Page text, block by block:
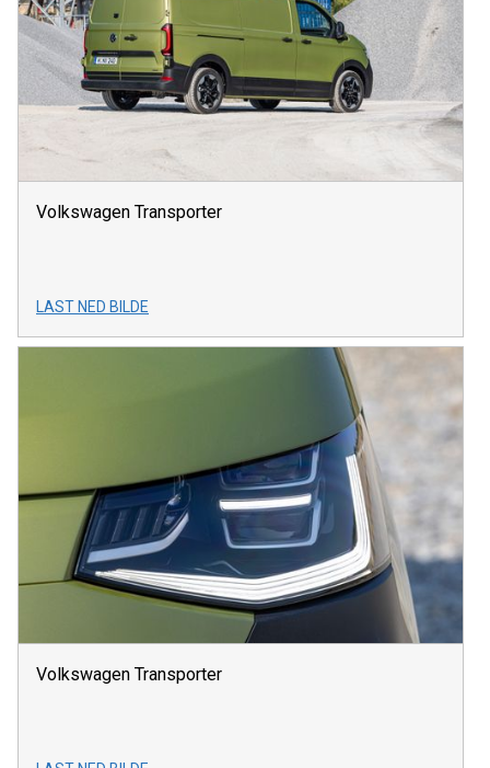
Volkswagen Transporter
LAST NED BILDE
Volkswagen Transporter